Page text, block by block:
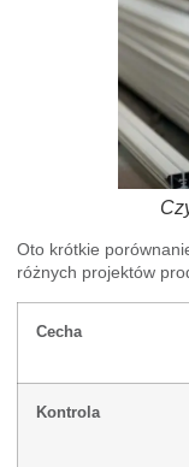
Oto krótkie
różnych projektów
Cecha
Kontrola